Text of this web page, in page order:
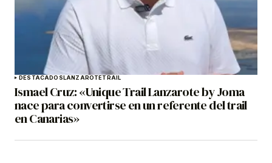
DESTACADOSLANZAROTETRAIL
Ismael Cruz: «Unique Trail Lanzarote by Joma
nace para convertirse en un referente del trail
en Canarias»